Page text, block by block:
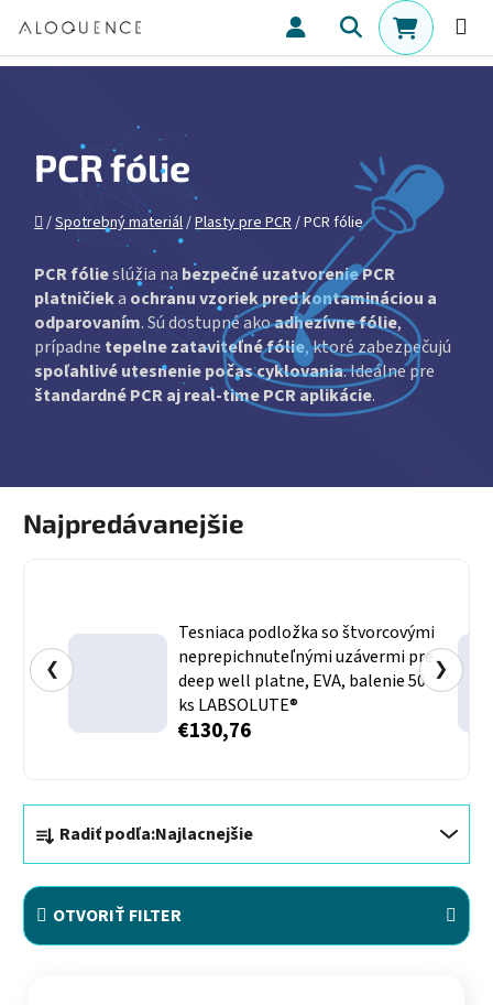
Hľadať
PCR fólie
Domov
/Spotrebný materiál/Plasty pre PCR /PCR fólie
PCR fólieslúžia na bezpečné uzatvorenie PCR
platničieka ochranu vzoriek pred kontamináciou a
odparovaním. Sú dostupné akoadhezívne fólie,
prípadne tepelne zataviteľné fólie, ktoré zabezpečujú
spoľahlivé utesnenie počas cyklovania. Ideálne pre
štandardné PCR aj real-time PCR aplikácie.
Najpredávanejšie
Tesniaca podložka so štvorcovými
neprepichnuteľnými uzávermi pre
deep well platne, EVA, balenie 50
ks LABSOLUTE®
€130,76
❮ ❯
Radiť podľa:Najlacnejšie
OTVORIŤ FILTER